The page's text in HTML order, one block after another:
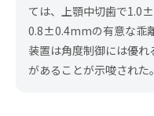
ては、上顎中切歯で
0.8±0.4mmの有意な乖
装置は角度制御には優
があることが示唆された。